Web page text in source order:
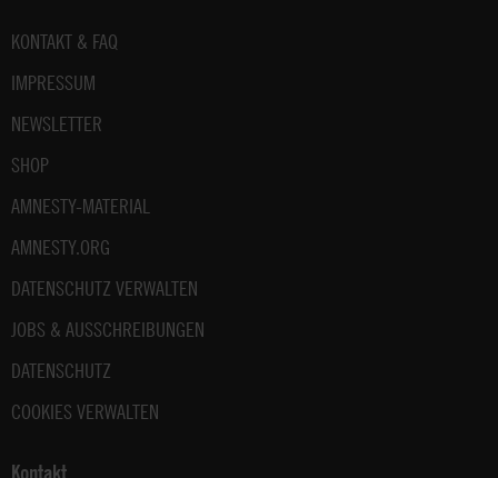
Fußbereich
KONTAKT & FAQ
IMPRESSUM
NEWSLETTER
SHOP
AMNESTY-MATERIAL
AMNESTY.ORG
DATENSCHUTZ VERWALTEN
JOBS & AUSSCHREIBUNGEN
DATENSCHUTZ
COOKIES VERWALTEN
Kontakt